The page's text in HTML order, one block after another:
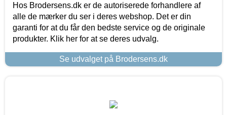
Hos Brodersens.dk er de autoriserede forhandlere af
alle de mærker du ser i deres webshop. Det er din
garanti for at du får den bedste service og de originale
produkter. Klik her for at se deres udvalg.
Se udvalget på Brodersens.dk